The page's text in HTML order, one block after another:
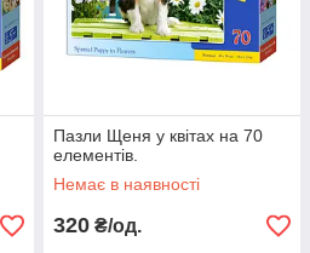
Пазли Щеня у квітах на 70
елементів.
Немає в наявності
320 ₴/од.